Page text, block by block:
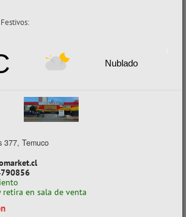
Nublado
377, Temuco
en sala de venta
máximo de 40 resultados por página